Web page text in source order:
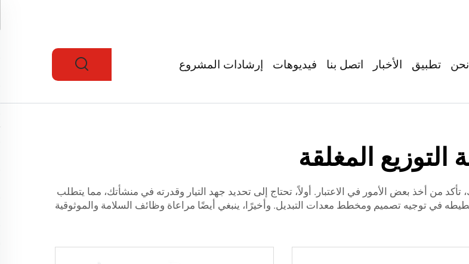
تطبيق الأخبار اتصل بنا فيديوهات إرشادات المشروع
التوزيع المغلقة
تأكد من أخذ بعض الأمور في الاعتبار. أولاً، تحتاج إلى تحديد جهد التيار وقدرته في منشأتك، مما يتطلب
في توجيه تصميم ومخطط معدات التبديل. وأخيرًا، ينبغي أيضًا مراعاة وظائف السلامة والموثوقية